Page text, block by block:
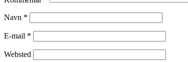
Navn *
E-mail *
Websted